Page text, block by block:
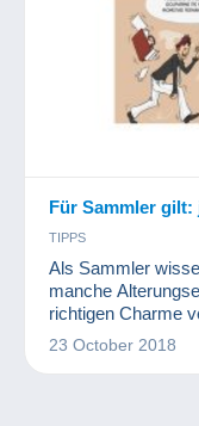
Für Sammler gilt:
TIPPS
Als Sammler
manche
richtigen Charme
23 October 2018